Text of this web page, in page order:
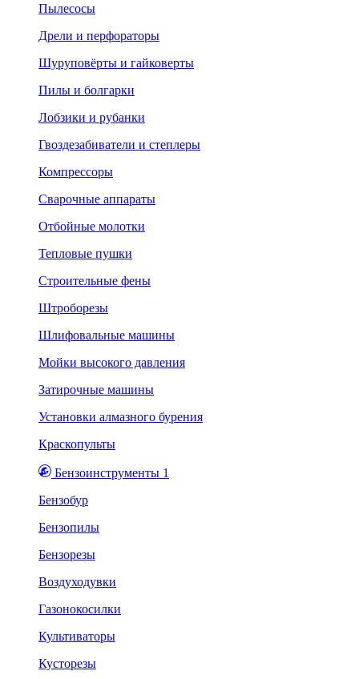
Пылесосы
Дрели и перфораторы
Шуруповёрты и гайковерты
Пилы и болгарки
Лобзики и рубанки
Гвоздезабиватели и степлеры
Компрессоры
Сварочные аппараты
Отбойные молотки
Тепловые пушки
Строительные фены
Штроборезы
Шлифовальные машины
Мойки высокого давления
Затирочные машины
Установки алмазного бурения
Краскопульты
Бензоинструменты 1
Бензобур
Бензопилы
Бензорезы
Воздуходувки
Газонокосилки
Культиваторы
Кусторезы